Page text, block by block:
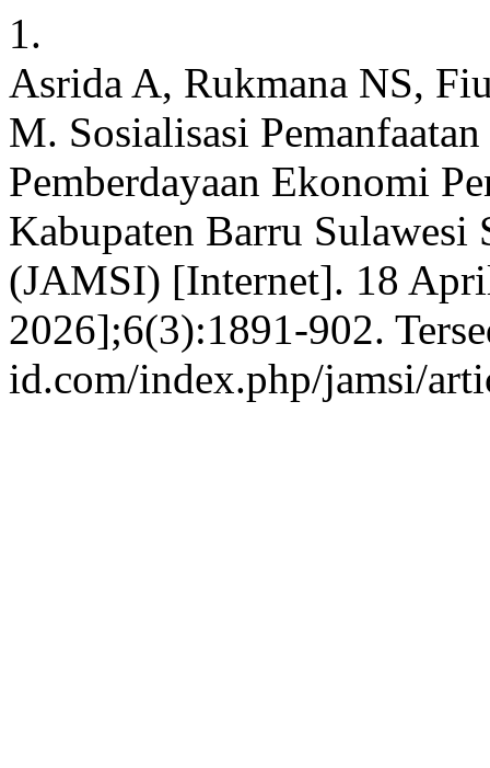
1.
Asrida A, Rukmana NS,
M. Sosialisasi
Pemberdayaan Ekonomi
Kabupaten Barru Sulawesi
(JAMSI) [Internet]. 18
2026];6(3):1891-902.
id.com/index.php/jamsi/